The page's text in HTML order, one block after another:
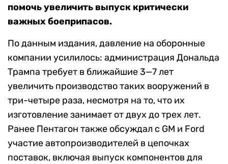
помочь увеличить выпуск критически
важных боеприпасов.
По данным издания, давление на оборонные
компании усилилось: администрация Дональда
Трампа требует в ближайшие 3—7 лет
увеличить производство таких вооружений в
три-четыре раза, несмотря на то, что их
изготовление занимает от двух до трех лет.
Ранее Пентагон также обсуждал с GM и Ford
участие автопроизводителей в цепочках
поставок, включая выпуск компонентов для